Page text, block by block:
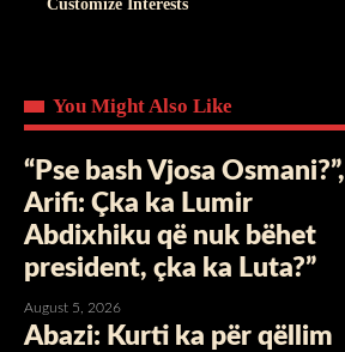
Customize Interests
You Might Also Like
“Pse bash Vjosa Osmani?”,
Arifi: Çka ka Lumir
Abdixhiku që nuk bëhet
president, çka ka Luta?”
August 5, 2026
Abazi: Kurti ka për qëllim